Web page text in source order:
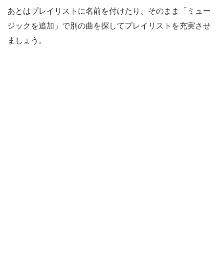
あとはプレイリストに名前を付けたり、そのまま「ミュー
ジックを追加」で別の曲を探してプレイリストを充実させ
ましょう。